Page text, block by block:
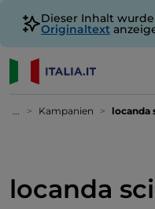
Dieser Inhalt
Originaltext
... Kampanien locanda
locanda